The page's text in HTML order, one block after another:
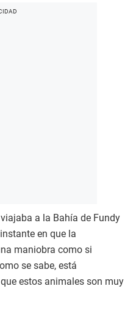
a la Bahía de Fundy
en que la
maniobra como si
se sabe, está
estos animales son muy